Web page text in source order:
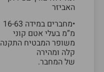
האביזר
•מחברים במידה 16-63
מ”מ בעלי אטם קוני
משופר המבטיח התקנה
קלה ומהירה
של המחבר.